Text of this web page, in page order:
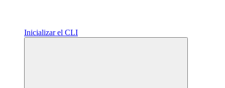
Inicializar el CLI